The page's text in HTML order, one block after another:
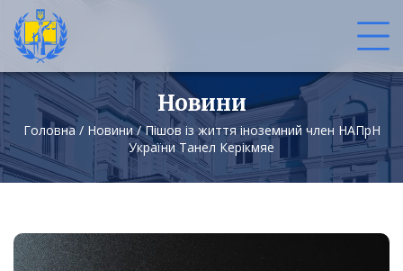
Новини
Головна/ Новини/Пішов із життя іноземний член НАПрН
України Танел Керікмяе